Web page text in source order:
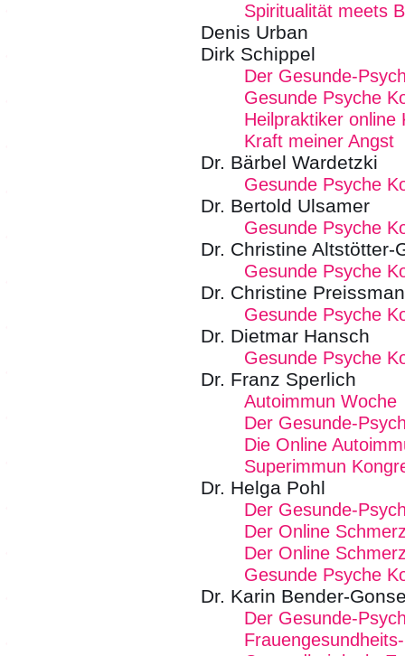
Spiritualität meets
Denis Urban
Dirk Schippel
Der Gesunde-
Gesunde Psyche
Heilpraktiker online
Kraft meiner Angst
Dr. Bärbel Wardetzki
Gesunde Psyche
Dr. Bertold Ulsamer
Gesunde Psyche
Dr. Christine Altstötter-
Gesunde Psyche
Dr. Christine
Gesunde Psyche
Dr. Dietmar Hansch
Gesunde Psyche
Dr. Franz Sperlich
Autoimmun Woche
Der Gesunde-
Die Online
Superimmun
Dr. Helga Pohl
Der Gesunde-
Der Online
Der Online
Gesunde Psyche
Dr. Karin Bender-
Der Gesunde-